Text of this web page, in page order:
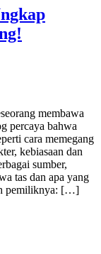
membawa
percaya bahwa
cara memegang
kebiasaan dan
sumber,
tas dan apa yang
pemiliknya: […]